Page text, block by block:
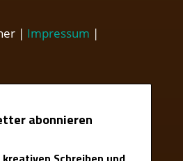
| Impressum |
abonnieren